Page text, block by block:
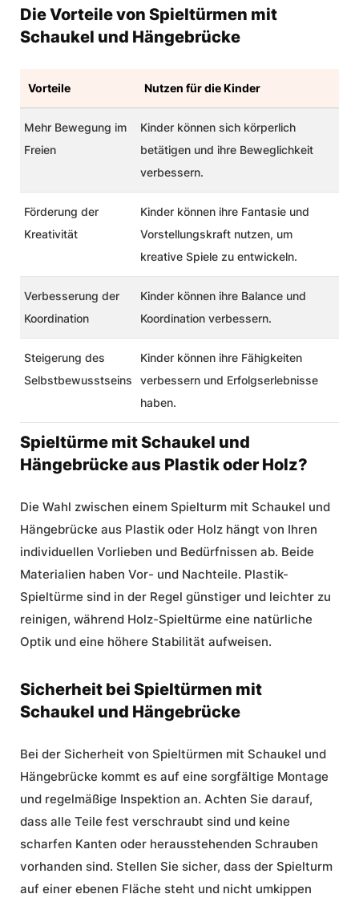
Die Vorteile von Spieltürmen mit
Schaukel und Hängebrücke
Vorteile Nutzen für die Kinder
Mehr Bewegung im
Freien
Kinder können sich körperlich
betätigen und ihre Beweglichkeit
verbessern.
Förderung der
Kreativität
Kinder können ihre Fantasie und
Vorstellungskraft nutzen, um
kreative Spiele zu entwickeln.
Verbesserung der
Koordination
Kinder können ihre Balance und
Koordination verbessern.
Steigerung des
Selbstbewusstseins
Kinder können ihre Fähigkeiten
verbessern und Erfolgserlebnisse
haben.
Spieltürme mit Schaukel und
Hängebrücke aus Plastik oder Holz?
Die Wahl zwischen einem Spielturm mit Schaukel und
Hängebrücke aus Plastik oder Holz hängt von Ihren
individuellen Vorlieben und Bedürfnissen ab. Beide
Materialien haben Vor- und Nachteile. Plastik-
Spieltürme sind in der Regel günstiger und leichter zu
reinigen, während Holz-Spieltürme eine natürliche
Optik und eine höhere Stabilität aufweisen.
Sicherheit bei Spieltürmen mit
Schaukel und Hängebrücke
Bei der Sicherheit von Spieltürmen mit Schaukel und
Hängebrücke kommt es auf eine sorgfältige Montage
und regelmäßige Inspektion an. Achten Sie darauf,
dass alle Teile fest verschraubt sind und keine
scharfen Kanten oder herausstehenden Schrauben
vorhanden sind. Stellen Sie sicher, dass der Spielturm
auf einer ebenen Fläche steht und nicht umkippen